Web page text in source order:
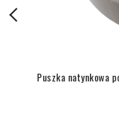
Puszka natynkowa